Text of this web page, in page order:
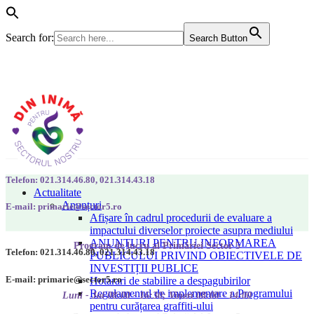
Search for: Search Button
Actualitate
Anunțuri
Afișare în cadrul procedurii de evaluare a
impactului diverselor proiecte asupra mediului
ANUNȚURI PENTRU INFORMAREA
PUBLICULUI PRIVIND OBIECTIVELE DE
INVESTIȚII PUBLICE
Hotarari de stabilire a despagubirilor
Regulamentul de implementare a Programului
pentru curățarea graffiti-ului
Telefon: 021.314.46.80, 021.314.43.18
E-mail: primarie@sector5.ro
Program de lucru al Primăriei Sector 5
Luni - Joi 08:00 - 16:30; Vineri 08:00 - 14:00
Telefon: 021.314.46.80, 021.314.43.18
E-mail: primarie@sector5.ro